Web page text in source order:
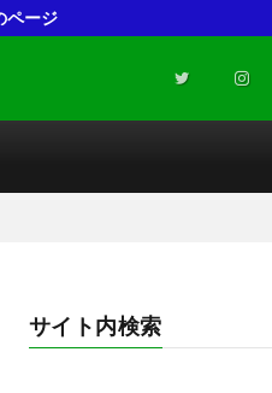
ページ
サイト内検索